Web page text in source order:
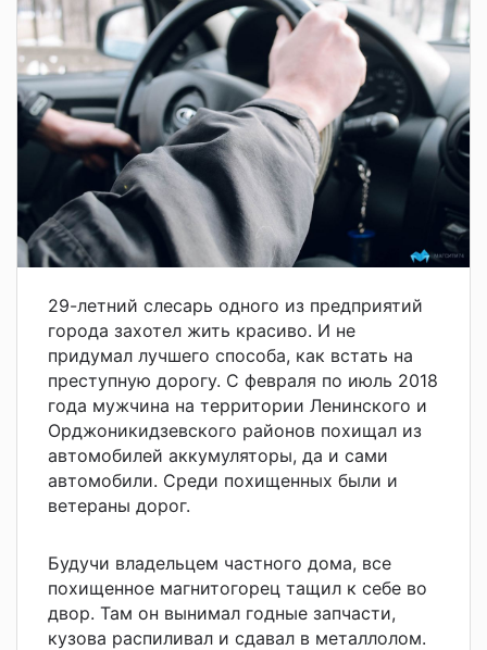
29-летний слесарь одного из предприятий
города захотел жить красиво. И не
придумал лучшего способа, как встать на
преступную дорогу. С февраля по июль 2018
года мужчина на территории Ленинского и
Орджоникидзевского районов похищал из
автомобилей аккумуляторы, да и сами
автомобили. Среди похищенных были и
ветераны дорог.
Будучи владельцем частного дома, все
похищенное магнитогорец тащил к себе во
двор. Там он вынимал годные запчасти,
кузова распиливал и сдавал в металлолом.